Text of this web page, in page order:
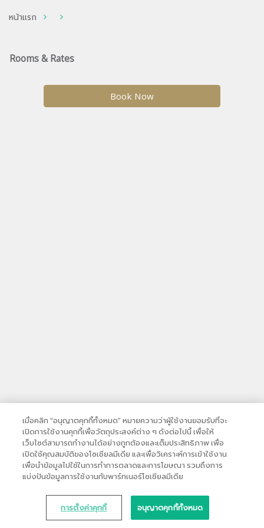
หน้าแรก
Rooms & Rates
Book Now
เมื่อคลิก “อนุญาตคุกกี้ทั้งหมด” หมายความว่าผู้ใช้งานยอมรับที่จะ
เปิดการใช้งานคุกกี้เพื่อวัตถุประสงค์ต่าง ๆ ดังต่อไปนี้ เพื่อให้
เว็บไซต์สามารถทำงานได้อย่างถูกต้องและเต็มประสิทธิภาพ เพื่อ
เปิดใช้คุณสมบัติของโซเชียลมีเดีย และเพื่อวิเคราะห์การเข้าใช้งาน
เพื่อนำข้อมูลไปใช้ในการทำการตลาดและการโฆษณา รวมถึงการ
แบ่งปันข้อมูลการใช้งานกับพาร์ทเนอร์โซเชียลมีเดีย
การตั้งค่าคุกกี้ อนุญาตคุกกี้ทั้งหมด